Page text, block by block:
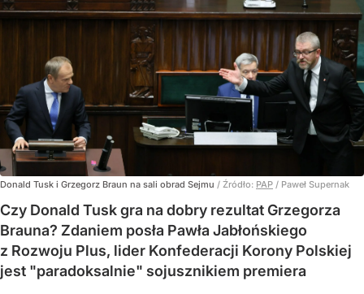
Donald Tusk i Grzegorz Braun na sali obrad Sejmu / Źródło: PAP / Paweł Supernak
Czy Donald Tusk gra na dobry rezultat Grzegorza
Brauna? Zdaniem posła Pawła Jabłońskiego
z Rozwoju Plus, lider Konfederacji Korony Polskiej
jest "paradoksalnie" sojusznikiem premiera